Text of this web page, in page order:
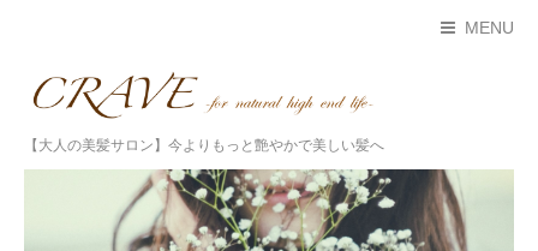
MENU
【大人の美髪サロン】今よりもっと艶やかで美しい髪へ